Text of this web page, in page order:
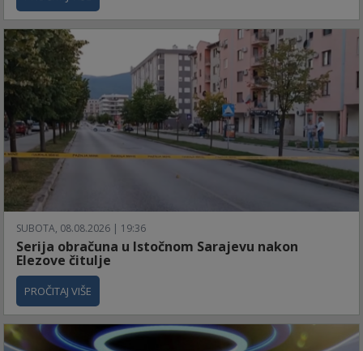
SUBOTA, 08.08.2026 | 19:36
Serija obračuna u Istočnom Sarajevu nakon
Elezove čitulje
PROČITAJ VIŠE